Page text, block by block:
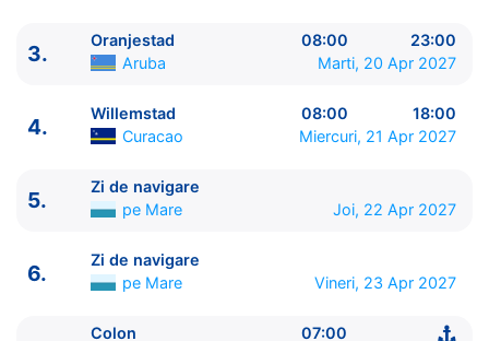
Ziua | Portul | Sosire - Plecare
----------------------------------------
Zi de navigare
0:00 - 0:00
3.
Oranjestad 08:00
23:00
Aruba
Marti, 20 Apr 2027
4.
Willemstad 08:00
18:00
Curacao
Miercuri, 21 Apr 2027
5.
Zi de navigare
pe Mare
Joi, 22 Apr 2027
6.
Zi de navigare
pe Mare
Vineri, 23 Apr 2027
Colon
07:00